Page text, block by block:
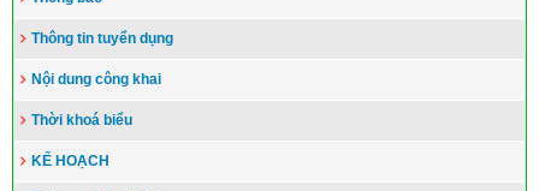
Thông tin tuyển dụng
Nội dung công khai
Thời khoá biểu
KẾ HOẠCH